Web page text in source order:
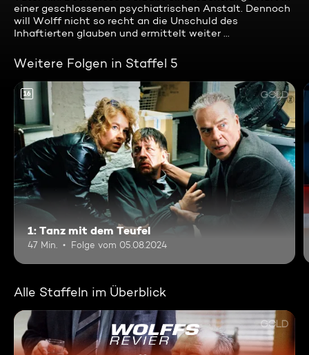
einer geschlossenen psychiatrischen Anstalt. Dennoch
will Wolff nicht so recht an die Unschuld des
Inhaftierten glauben und ermittelt weiter ...
Weitere Folgen in Staffel 5
16
1: Tanz mit dem Teufel
47 Min. Folge vom 05.08.2024
Alle Staffeln im Überblick